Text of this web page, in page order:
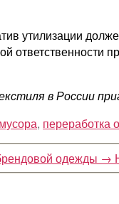
утилизации
ответственности
в России
, переработка
одежды →